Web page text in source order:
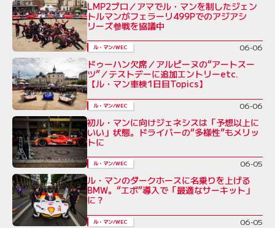
LMP2プロ／アマでル・マンを制したジェン
トルマンがフェラーリ499Pでのアジアシ
リーズ参戦を協議中
ル・マン/WEC 06-06
ドゥーハン欠席／アルピーヌの“アートスー
ツ”／テストデーに追加エントリーetc.
【ル・マン車検1日目Topics】
ル・マン/WEC 06-06
初ル・マンに向けジェネシスは「予想以上に
いい」状態。ドライバーの“多様性”もメリッ
トに
ル・マン/WEC 06-05
ル・マンのダークホースに名乗りを上げる
BMW。“エボ”導入で「最適なサーキット」
に？
ル・マン/WEC 06-05